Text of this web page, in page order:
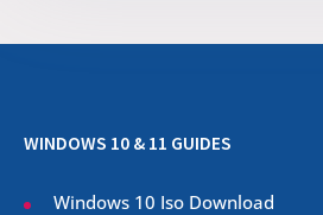
WINDOWS 10 & 11 GUIDES
Windows 10 Iso Download